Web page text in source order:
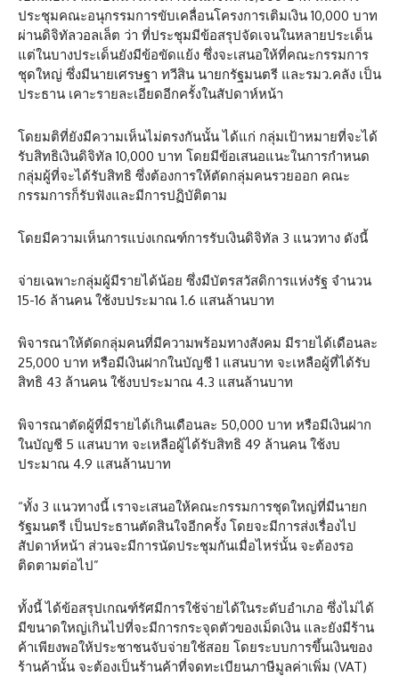
ประชุมคณะอนุกรรมการขับเคลื่อนโครงการเติมเงิน 10,000 บาท
ผ่านดิจิทัลวอลเล็ต ว่า ที่ประชุมมีข้อสรุปจัดเจนในหลายประเด็น
แต่ในบางประเด็นยังมีข้อขัดแย้ง ซึ่งจะเสนอให้ที่คณะกรรมการ
ชุดใหญ่ ซึ่งมีนายเศรษฐา ทวีสิน นายกรัฐมนตรี และรมว.คลัง เป็น
ประธาน เคาะรายละเอียดอีกครั้งในสัปดาห์หน้า
โดยมติที่ยังมีความเห็นไม่ตรงกันนั้น ได้แก่ กลุ่มเป้าหมายที่จะได้
รับสิทธิเงินดิจิทัล 10,000 บาท โดยมีข้อเสนอแนะในการกำหนด
กลุ่มผู้ที่จะได้รับสิทธิ ซึ่งต้องการให้ตัดกลุ่มคนรวยออก คณะ
กรรมการก็รับฟังและมีการปฏิบัติตาม
โดยมีความเห็นการแบ่งเกณฑ์การรับเงินดิจิทัล 3 แนวทาง ดังนี้
จ่ายเฉพาะกลุ่มผู้มีรายได้น้อย ซึ่งมีบัตรสวัสดิการแห่งรัฐ จำนวน
15-16 ล้านคน ใช้งบประมาณ 1.6 แสนล้านบาท
พิจารณาให้ตัดกลุ่มคนที่มีความพร้อมทางสังคม มีรายได้เดือนละ
25,000 บาท หรือมีเงินฝากในบัญชี 1 แสนบาท จะเหลือผู้ที่ได้รับ
สิทธิ 43 ล้านคน ใช้งบประมาณ 4.3 แสนล้านบาท
พิจารณาตัดผู้ที่มีรายได้เกินเดือนละ 50,000 บาท หรือมีเงินฝาก
ในบัญชี 5 แสนบาท จะเหลือผู้ได้รับสิทธิ 49 ล้านคน ใช้งบ
ประมาณ 4.9 แสนล้านบาท
“ทั้ง 3 แนวทางนี้ เราจะเสนอให้คณะกรรมการชุดใหญ่ที่มีนายก
รัฐมนตรี เป็นประธานตัดสินใจอีกครั้ง โดยจะมีการส่งเรื่องไป
สัปดาห์หน้า ส่วนจะมีการนัดประชุมกันเมื่อไหร่นั้น จะต้องรอ
ติดตามต่อไป”
ทั้งนี้ ได้ข้อสรุปเกณฑ์รัศมีการใช้จ่ายได้ในระดับอำเภอ ซึ่งไม่ได้
มีขนาดใหญ่เกินไปที่จะมีการกระจุดตัวของเม็ดเงิน และยังมีร้าน
ค้าเพียงพอให้ประชาชนจับจ่ายใช้สอย โดยระบบการขึ้นเงินของ
ร้านค้านั้น จะต้องเป็นร้านค้าที่จดทะเบียนภาษีมูลค่าเพิ่ม (VAT)